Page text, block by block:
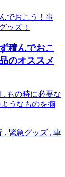
積んでおこ
のオススメ
もの時に必要な
うなものを揃
, 緊急グッズ , 車